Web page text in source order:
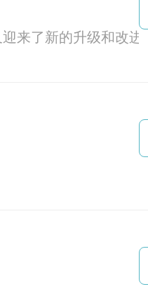
来了新的升级和改